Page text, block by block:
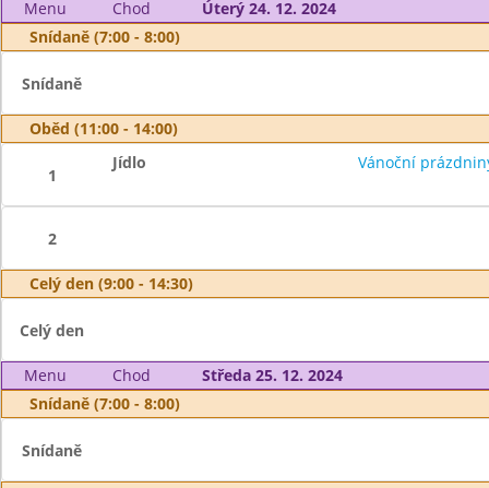
Menu Chod
Úterý 24. 12. 2024
Snídaně (7:00 - 8:00)
Snídaně
Oběd (11:00 - 14:00)
1
Jídlo Vánoční
2
Celý den (9:00 - 14:30)
Celý den
Menu Chod
Středa 25. 12. 2024
Snídaně (7:00 - 8:00)
Snídaně